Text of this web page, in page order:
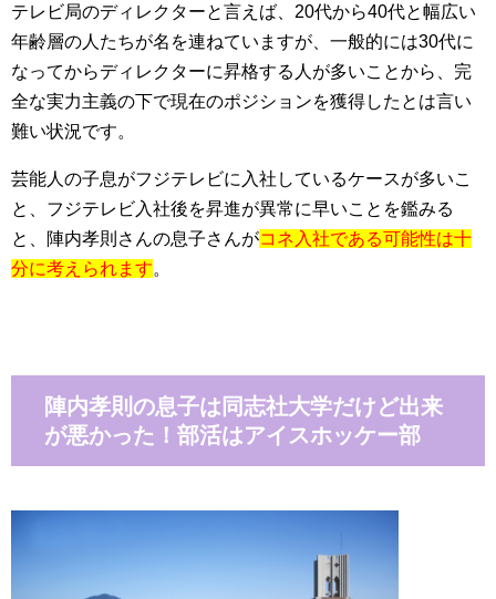
テレビ局のディレクターと言えば、20代から40代と幅広い
年齢層の人たちが名を連ねていますが、一般的には30代に
なってからディレクターに昇格する人が多いことから、完
全な実力主義の下で現在のポジションを獲得したとは言い
難い状況です。
芸能人の子息がフジテレビに入社しているケースが多いこ
と、フジテレビ入社後を昇進が異常に早いことを鑑みる
と、陣内孝則さんの息子さんがコネ入社である可能性は十
分に考えられます。
陣内孝則の息子は同志社大学だけど出来
が悪かった！部活はアイスホッケー部